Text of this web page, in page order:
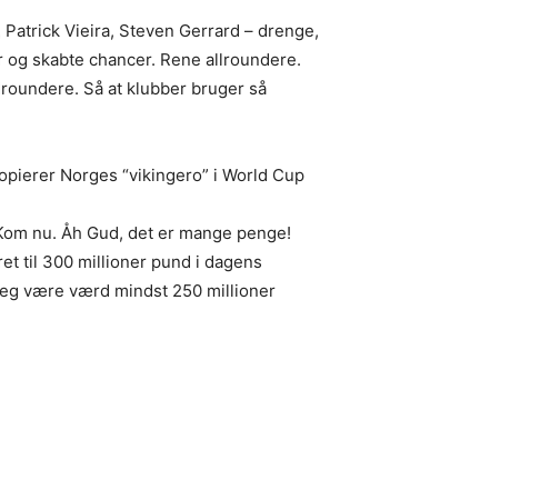
Vieira, Steven Gerrard – drenge,
skabte chancer. Rene allroundere.
Så at klubber bruger så
Norges “vikingero” i World Cup
nu. Åh Gud, det er mange penge!
til 300 millioner pund i dagens
være værd mindst 250 millioner